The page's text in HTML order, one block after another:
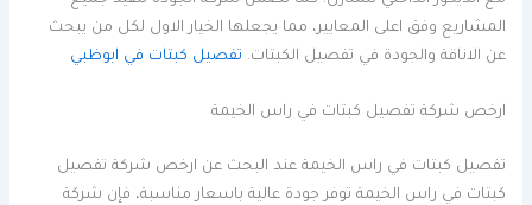
المشاريع وفق اعلى المعايير، مما يجعلها الخيار الاول لكل من يبحث
عن الاناقة والجودة في تفصيل الكبتات. تفصيل كبتات في ابوظبي
ارخص شركة تفصيل كبتات في راس الخيمة
تفصيل كبتات في راس الخيمة عند البحث عن ارخص شركة تفصيل
كبتات في راس الخيمة توفر جودة عالية باسعار مناسبة، فإن شركة